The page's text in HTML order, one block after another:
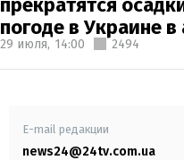
погоде в Украине в
29 июля, 14:00 2494
E-mail редакции
news24@24tv.com.ua